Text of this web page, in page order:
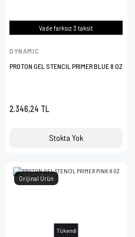
Vade farksız 3 taksit
DYNAMIC
PROTON GEL STENCIL PRIMER BLUE 8 OZ
2.346,24 TL
Stokta Yok
Tükendi
Orijinal Ürün